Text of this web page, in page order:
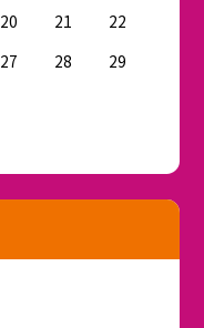
20 21
22
27 28
29